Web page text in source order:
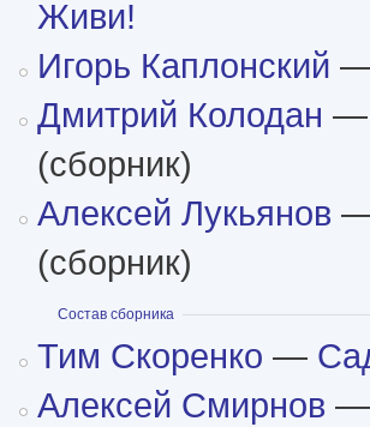
Живи!
Игорь Каплонский
Дмитрий Колодан —
(сборник)
Алексей Лукьянов —
(сборник)
Показать
Состав сборника
Тим Скоренко —
Алексей Смирнов —